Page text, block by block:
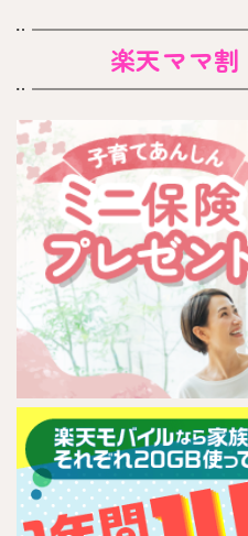
楽天ママ割